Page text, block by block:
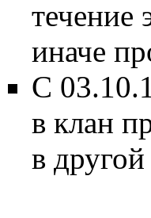
течение
иначе
С
в клан
в